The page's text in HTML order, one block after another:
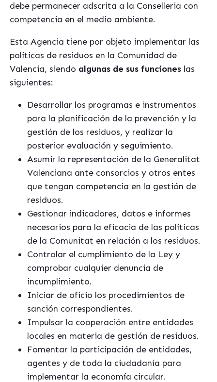
debe permanecer adscrita a la Conselleria con
competencia en el medio ambiente.
Esta Agencia tiene por objeto implementar las
políticas de residuos en la Comunidad de
Valencia, siendo algunas de sus funciones las
siguientes:
Desarrollar los programas e instrumentos
para la planificación de la prevención y la
gestión de los residuos, y realizar la
posterior evaluación y seguimiento.
Asumir la representación de la Generalitat
Valenciana ante consorcios y otros entes
que tengan competencia en la gestión de
residuos.
Gestionar indicadores, datos e informes
necesarios para la eficacia de las políticas
de la Comunitat en relación a los residuos.
Controlar el cumplimiento de la Ley y
comprobar cualquier denuncia de
incumplimiento.
Iniciar de oficio los procedimientos de
sanción correspondientes.
Impulsar la cooperación entre entidades
locales en materia de gestión de residuos.
Fomentar la participación de entidades,
agentes y de toda la ciudadanía para
implementar la economía circular.